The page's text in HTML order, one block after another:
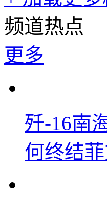
频道热点
更多
歼-16南
何终结菲